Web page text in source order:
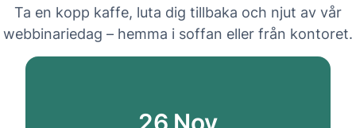
Ta en kopp kaffe, luta dig tillbaka och njut av vår
webbinariedag – hemma i soffan eller från kontoret.